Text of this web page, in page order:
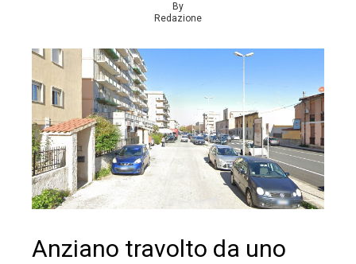
By
Redazione
Anziano travolto da uno